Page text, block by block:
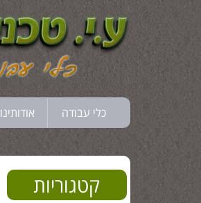
כלי עבודה אודותינו
קטגוריות